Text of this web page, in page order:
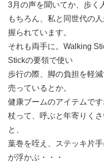
3月の声を聞いてか、歩く
もちろん、私と同世代の
握られています。
それも両手に。Walking
Stickの要領で使い
歩行の際、脚の負担を軽
売っているとか。
健康ブームのアイテムです
杖って、呼ぶと年寄りく
と、
葉巻を咥え、ステッキ片
が浮かぶ・・・